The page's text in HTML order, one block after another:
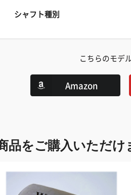
シャフト種別
こちらのモデ
Amazon
品をご購入いただけ